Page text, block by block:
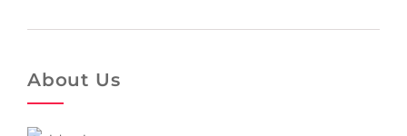
About Us